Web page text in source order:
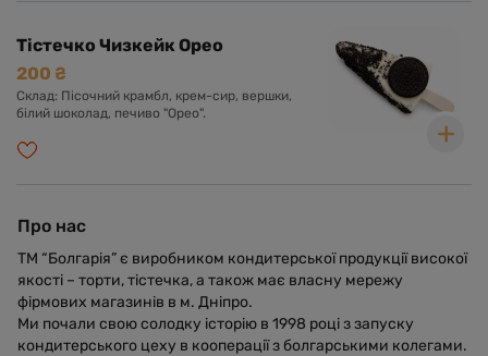
Тістечко Чизкейк Орео
200 ₴
Склад: Пісочний крамбл, крем-сир, вершки,
білий шоколад, печиво "Орео".
Про нас
ТМ “Болгарія” є виробником кондитерської продукції високої
якості – торти, тістечка, а також має власну мережу
фірмових магазинів в м. Дніпро.
Ми почали свою солодку історію в 1998 році з запуску
кондитерського цеху в кооперації з болгарськими колегами.